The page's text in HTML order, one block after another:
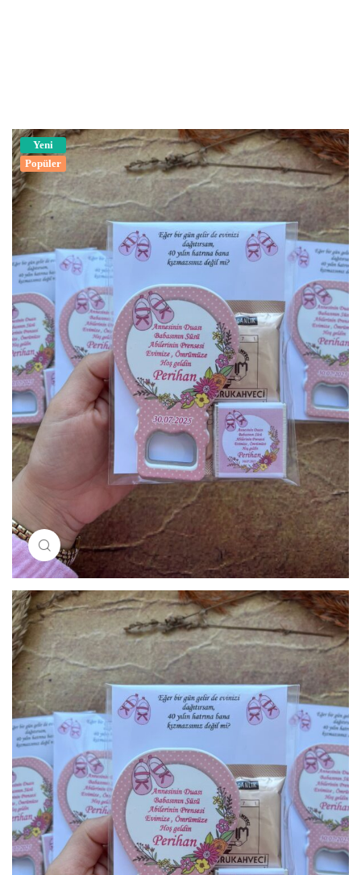
Yeni
Popüler
Resimi büyütmek için tıklayın